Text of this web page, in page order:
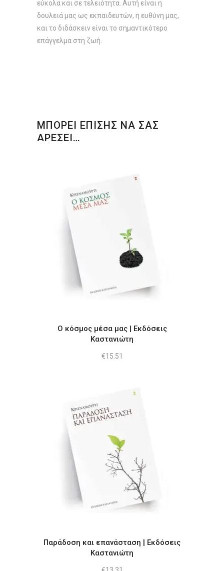
εύκολα και σε τελειότητα. Αυτή είναι η
δουλειά μας ως εκπαιδευτών, η ευθύνη μας,
και το διδάσκειν είναι το σημαντικότερο
επάγγελμα στη ζωή.
ΜΠΟΡΕΙ ΕΠΙΣΗΣ ΝΑ ΣΑΣ
ΑΡΕΣΕΙ…
Ο κόσμος μέσα μας | Εκδόσεις
Καστανιώτη
€15.51
Παράδοση και επανάσταση | Εκδόσεις
Καστανιώτη